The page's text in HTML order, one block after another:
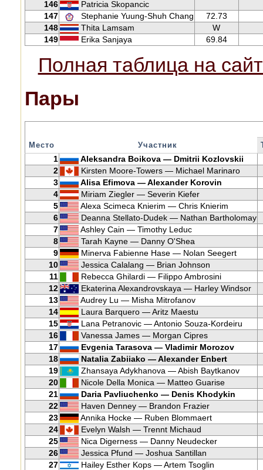
146
Patricia Skopancic
147
Stephanie Yuung-Shuh Chang
72.73
148
Thita Lamsam
W
149
Erika Sanjaya 69.84
Полная таблица на
Пары
Место Участник
1
Aleksandra Boikova — Dmitrii Kozlovskii
2
Kirsten Moore-Towers — Michael Marinaro
3
Alisa Efimova — Alexander Korovin
4
Miriam Ziegler — Severin Kiefer
5
Alexa Scimeca Knierim — Chris Knierim
6
Deanna Stellato-Dudek — Nathan Bartholomay
7
Ashley Cain — Timothy Leduc
8
Tarah Kayne — Danny O'Shea
9
Minerva Fabienne Hase — Nolan Seegert
10
Jessica Calalang — Brian Johnson
11
Rebecca Ghilardi — Filippo Ambrosini
12
Ekaterina Alexandrovskaya — Harley Windsor
13
Audrey Lu — Misha Mitrofanov
14
Laura Barquero — Aritz Maestu
15
Lana Petranovic — Antonio Souza-Kordeiru
16
Vanessa James — Morgan Cipres
17
Evgenia Tarasova — Vladimir Morozov
18
Natalia Zabiiako — Alexander Enbert
19
Zhansaya Adykhanova — Abish Baytkanov
20
Nicole Della Monica — Matteo Guarise
21
Daria Pavliuchenko — Denis Khodykin
22
Haven Denney — Brandon Frazier
23
Annika Hocke — Ruben Blommaert
24
Evelyn Walsh — Trennt Michaud
25
Nica Digerness — Danny Neudecker
26
Jessica Pfund — Joshua Santillan
27
Hailey Esther Kops — Artem Tsoglin